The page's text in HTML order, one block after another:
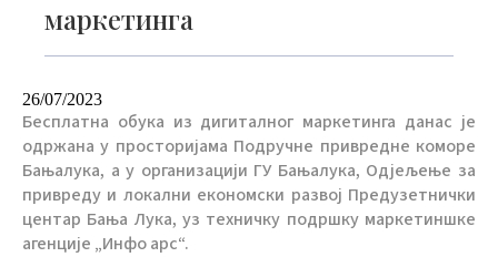
маркетинга
26/07/2023
Бесплатна обука из дигиталног маркетинга данас је
одржана у просторијама Подручне привредне коморе
Бањалука, а у организацији ГУ Бањалука, Одјељење за
привреду и локални економски развој Предузетнички
центар Бања Лука, уз техничку подршку маркетиншке
агенције „Инфо арс“.